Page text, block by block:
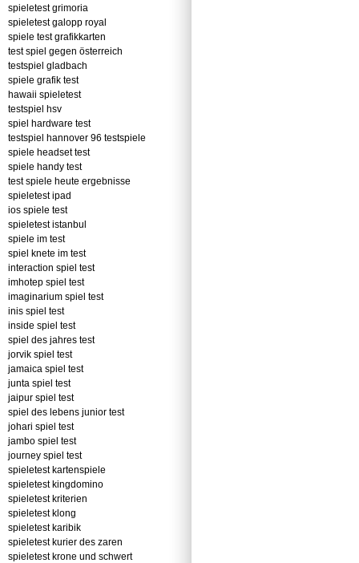
spieletest grimoria
spieletest galopp royal
spiele test grafikkarten
test spiel gegen österreich
testspiel gladbach
spiele grafik test
hawaii spieletest
testspiel hsv
spiel hardware test
testspiel hannover 96 testspiele
spiele headset test
spiele handy test
test spiele heute ergebnisse
spieletest ipad
ios spiele test
spieletest istanbul
spiele im test
spiel knete im test
interaction spiel test
imhotep spiel test
imaginarium spiel test
inis spiel test
inside spiel test
spiel des jahres test
jorvik spiel test
jamaica spiel test
junta spiel test
jaipur spiel test
spiel des lebens junior test
johari spiel test
jambo spiel test
journey spiel test
spieletest kartenspiele
spieletest kingdomino
spieletest kriterien
spieletest klong
spieletest karibik
spieletest kurier des zaren
spieletest krone und schwert